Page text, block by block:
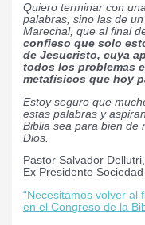
Quiero terminar con
palabras, sino las de
Marechal, que al final
confieso que solo
de Jesucristo, cuya
todos los problemas
metafísicos que hoy
Estoy seguro que
estas palabras y
Biblia sea para bien de
Dios.
Pastor Salvador Dellutri,
Ex Presidente
“Necesitamos volver al
en el Congreso de la